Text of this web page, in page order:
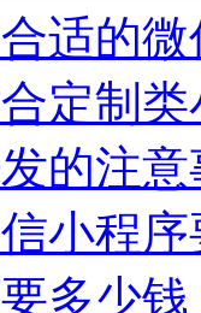
适的
定制
的注
小程
多少钱